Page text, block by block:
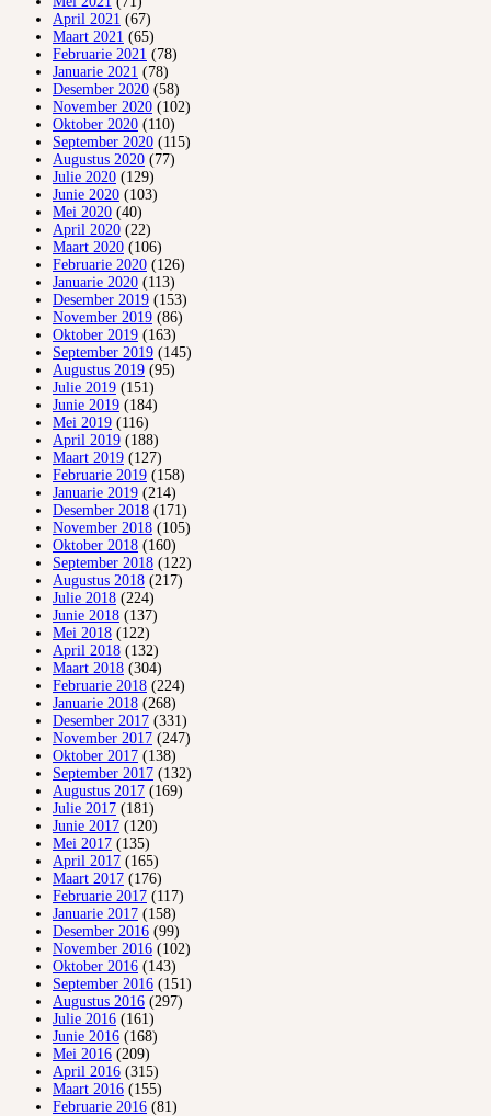
April 2021 (67)
Maart 2021 (65)
Februarie 2021 (78)
Januarie 2021 (78)
Desember 2020 (58)
November 2020 (102)
Oktober 2020 (110)
September 2020 (115)
Augustus 2020 (77)
Julie 2020 (129)
Junie 2020 (103)
Mei 2020 (40)
April 2020 (22)
Maart 2020 (106)
Februarie 2020 (126)
Januarie 2020 (113)
Desember 2019 (153)
November 2019 (86)
Oktober 2019 (163)
September 2019 (145)
Augustus 2019 (95)
Julie 2019 (151)
Junie 2019 (184)
Mei 2019 (116)
April 2019 (188)
Maart 2019 (127)
Februarie 2019 (158)
Januarie 2019 (214)
Desember 2018 (171)
November 2018 (105)
Oktober 2018 (160)
September 2018 (122)
Augustus 2018 (217)
Julie 2018 (224)
Junie 2018 (137)
Mei 2018 (122)
April 2018 (132)
Maart 2018 (304)
Februarie 2018 (224)
Januarie 2018 (268)
Desember 2017 (331)
November 2017 (247)
Oktober 2017 (138)
September 2017 (132)
Augustus 2017 (169)
Julie 2017 (181)
Junie 2017 (120)
Mei 2017 (135)
April 2017 (165)
Maart 2017 (176)
Februarie 2017 (117)
Januarie 2017 (158)
Desember 2016 (99)
November 2016 (102)
Oktober 2016 (143)
September 2016 (151)
Augustus 2016 (297)
Julie 2016 (161)
Junie 2016 (168)
Mei 2016 (209)
April 2016 (315)
Maart 2016 (155)
Februarie 2016 (81)